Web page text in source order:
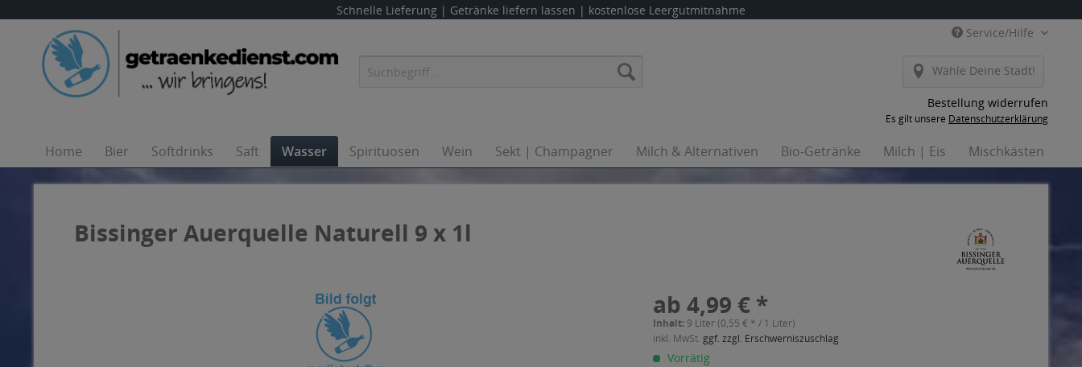
Schnelle Lieferung | Getränke liefern lassen | kostenlose Leergutmitnahme
Service/Hilfe
Wähle Deine Stadt!
Bestellung widerrufen
Es gilt unsere Datenschutzerklärung
Home Bier Softdrinks Saft Wasser Spirituosen Wein Sekt | Champagner Milch & Alternativen Bio-Getränke Milch | Eis Mischkästen
Bissinger Auerquelle Naturell 9 x 1l
ab 4,99 € *
Inhalt: 9 Liter (0,55 € * / 1 Liter)
inkl. MwSt. ggf. zzgl. Erschwerniszuschlag
Vorrätig